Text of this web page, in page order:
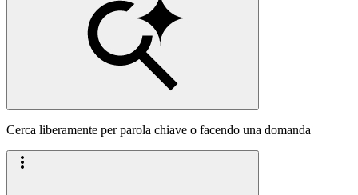
Cerca liberamente per parola chiave o facendo una domanda